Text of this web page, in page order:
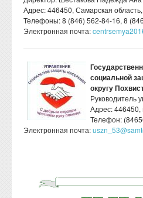
Адрес: 446450, Самарская
Телефоны: 8 (846) 562-84-16, 8
Электронная почта:
социальной
округу
Руководитель
Адрес: 446450,
Телефон:
Электронная почта: